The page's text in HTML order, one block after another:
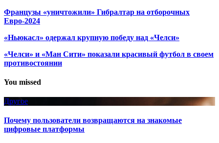
Французы «уничтожили» Гибралтар на отборочных
Евро-2024
«Ньюкасл» одержал крупную победу над «Челси»
«Челси» и «Ман Сити» показали красивый футбол в своем
противостоянии
You missed
Другое
Почему пользователи возвращаются на знакомые
цифровые платформы